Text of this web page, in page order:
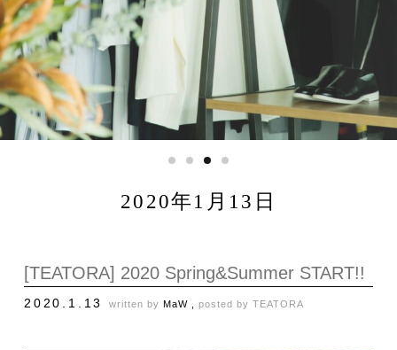
2020年1月13日
[TEATORA] 2020 Spring&Summer START!!
2020.1.13 written by MaW , posted by TEATORA